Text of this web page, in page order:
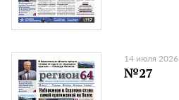
14 июля 2026
№27